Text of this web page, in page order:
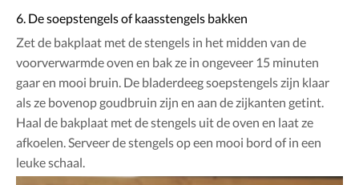
6. De soepstengels of kaasstengels bakken
Zet de bakplaat met de stengels in het midden van de
voorverwarmde oven en bak ze in ongeveer 15 minuten
gaar en mooi bruin. De bladerdeeg soepstengels zijn klaar
als ze bovenop goudbruin zijn en aan de zijkanten getint.
Haal de bakplaat met de stengels uit de oven en laat ze
afkoelen. Serveer de stengels op een mooi bord of in een
leuke schaal.